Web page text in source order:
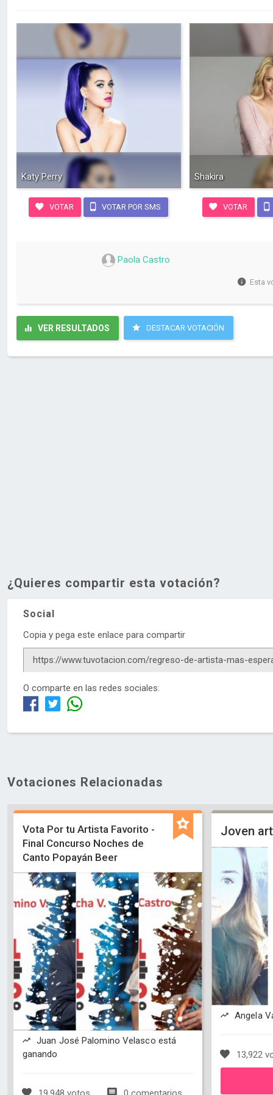
Katy Perry
VOTAR VOTAR POR SMS
Shakira
VOTAR
Paola Castro
Esta
VER RESULTADOS DESTACAR VOTACIÓN
¿Quieres compartir esta votación?
Social
Copia y pega este enlace para compartir
O comparte en las redes sociales:
Votaciones Relacionadas
Vota Por tu Artista Favorito -
Final Concurso Noches de
Canto Popayán Beer
Juan José Palomino Velasco está
ganando
Joven
Angela
13,922